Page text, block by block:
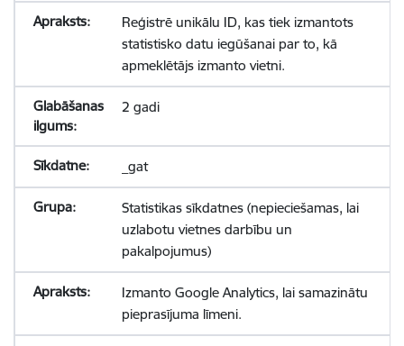
Reģistrē unikālu ID, kas tiek izmantots
statistisko datu iegūšanai par to, kā
apmeklētājs izmanto vietni.
2 gadi
_gat
Statistikas sīkdatnes (nepieciešamas, lai
uzlabotu vietnes darbību un
pakalpojumus)
Izmanto Google Analytics, lai samazinātu
pieprasījuma līmeni.